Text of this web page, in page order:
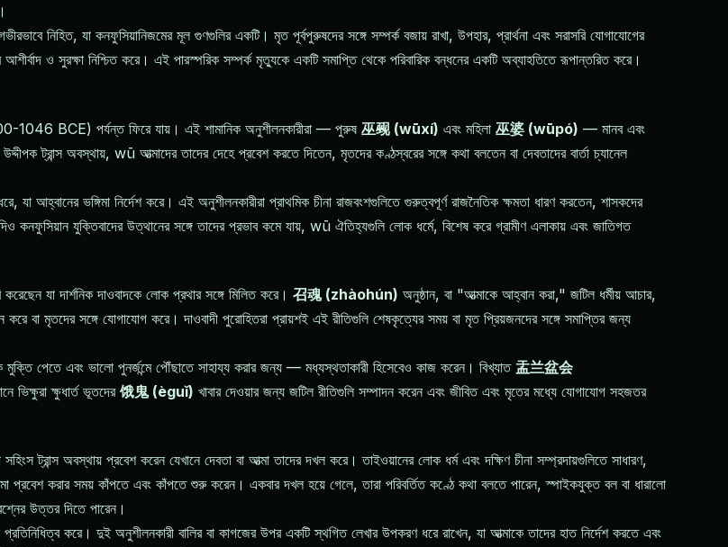
নিহিত, যা কনফুসিয়ানিজমের মূল গুণগুলির একটি। মৃত পূর্বপুরুষদের সঙ্গে সম্পর্ক বজায় রাখা, উপহার, প্রার্থনা এবং সরাসরি যোগাযোগের
ও সুরক্ষা নিশ্চিত করে। এই পারস্পরিক সম্পর্ক মৃত্যুকে একটি সমাপ্তি থেকে পরিবারিক বন্ধনের একটি অব্যাহতিতে রূপান্তরিত করে।
1046 BCE) পর্যন্ত ফিরে যায়। এই শামানিক অনুশীলনকারীরা — পুরুষ 巫觋 (wūxí) এবং মহিলা 巫婆 (wūpó) — মানব এবং
ট্রান্স অবস্থায়, wū আত্মাদের তাদের দেহে প্রবেশ করতে দিতেন, মৃতদের কণ্ঠস্বরের সঙ্গে কথা বলতেন বা দেবতাদের বার্তা চ্যানেল
যা আহ্বানের ভঙ্গিমা নির্দেশ করে। এই অনুশীলনকারীরা প্রাথমিক চীনা রাজবংশগুলিতে গুরুত্বপূর্ণ রাজনৈতিক ক্ষমতা ধারণ করতেন, শাসকদের
কনফুসিয়ান যুক্তিবাদের উত্থানের সঙ্গে তাদের প্রভাব কমে যায়, wū ঐতিহ্যগুলি লোক ধর্মে, বিশেষ করে গ্রামীণ এলাকায় এবং জাতিগত
যা দার্শনিক দাওবাদকে লোক প্রথার সঙ্গে মিলিত করে। 召魂 (zhàohún) অনুষ্ঠান, বা "আত্মাকে আহ্বান করা," জটিল ধর্মীয় আচার,
বা মৃতদের সঙ্গে যোগাযোগ করে। দাওবাদী পুরোহিতরা প্রায়শই এই রীতিগুলি শেষকৃত্যের সময় বা মৃত প্রিয়জনদের সঙ্গে সমাপ্তির জন্য
মুক্তি পেতে এবং ভালো পুনর্জন্মে পৌঁছাতে সাহায্য করার জন্য — মধ্যস্থতাকারী হিসেবেও কাজ করেন। বিখ্যাত 盂兰盆会
ভিক্ষুরা ক্ষুধার্ত ভূতদের 饿鬼 (èguǐ) খাবার দেওয়ার জন্য জটিল রীতিগুলি সম্পাদন করেন এবং জীবিত এবং মৃতের মধ্যে যোগাযোগ সহজতর
ট্রান্স অবস্থায় প্রবেশ করেন যেখানে দেবতা বা আত্মা তাদের দখল করে। তাইওয়ানের লোক ধর্ম এবং দক্ষিণ চীনা সম্প্রদায়গুলিতে সাধারণ,
প্রবেশ করার সময় কাঁপতে এবং কাঁপতে শুরু করেন। একবার দখল হয়ে গেলে, তারা পরিবর্তিত কণ্ঠে কথা বলতে পারেন, স্পাইকযুক্ত বল বা ধারালো
উত্তর দিতে পারেন।
করে। দুই অনুশীলনকারী বালির বা কাগজের উপর একটি স্থগিত লেখার উপকরণ ধরে রাখেন, যা আত্মাকে তাদের হাত নির্দেশ করতে এবং